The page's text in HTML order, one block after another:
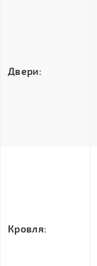
Двери:
Кровля: